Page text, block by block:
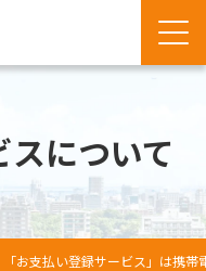
について
「お支払い登録サービス」は携